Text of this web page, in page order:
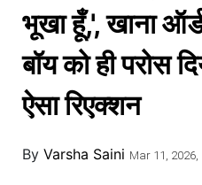
भूखा हूँ,', खाना
बॉय को ही परोस
ऐसा रिएक्शन
By Varsha Saini Mar 11, 2026,